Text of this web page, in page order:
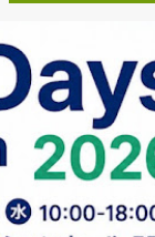
投
稿